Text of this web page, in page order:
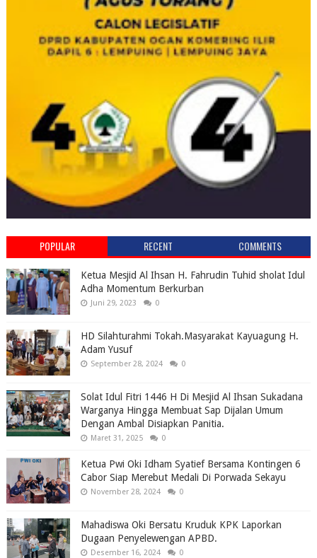
POPULAR RECENT COMMENTS
Ketua Mesjid Al Ihsan H. Fahrudin Tuhid sholat Idul
Adha Momentum Berkurban
Juni 29, 2023 0
HD Silahturahmi Tokah.Masyarakat Kayuagung H.
Adam Yusuf
September 28, 2024 0
Solat Idul Fitri 1446 H Di Mesjid Al Ihsan Sukadana
Warganya Hingga Membuat Sap Dijalan Umum
Dengan Ambal Disiapkan Panitia.
Maret 31, 2025 0
Ketua Pwi Oki Idham Syatief Bersama Kontingen 6
Cabor Siap Merebut Medali Di Porwada Sekayu
November 28, 2024 0
Mahadiswa Oki Bersatu Kruduk KPK Laporkan
Dugaan Penyelewengan APBD.
Desember 16, 2024 0